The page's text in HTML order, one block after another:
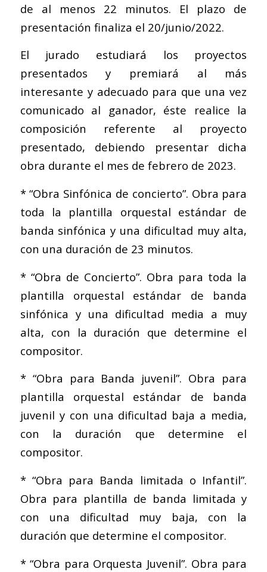
de al menos 22 minutos. El plazo de
presentación finaliza el 20/junio/2022.
El jurado estudiará los proyectos
presentados y premiará al más
interesante y adecuado para que una vez
comunicado al ganador, éste realice la
composición referente al proyecto
presentado, debiendo presentar dicha
obra durante el mes de febrero de 2023.
* “Obra Sinfónica de concierto”. Obra para
toda la plantilla orquestal estándar de
banda sinfónica y una dificultad muy alta,
con una duración de 23 minutos.
* “Obra de Concierto”. Obra para toda la
plantilla orquestal estándar de banda
sinfónica y una dificultad media a muy
alta, con la duración que determine el
compositor.
* “Obra para Banda juvenil”. Obra para
plantilla orquestal estándar de banda
juvenil y con una dificultad baja a media,
con la duración que determine el
compositor.
* “Obra para Banda limitada o Infantil”.
Obra para plantilla de banda limitada y
con una dificultad muy baja, con la
duración que determine el compositor.
* “Obra para Orquesta Juvenil”. Obra para